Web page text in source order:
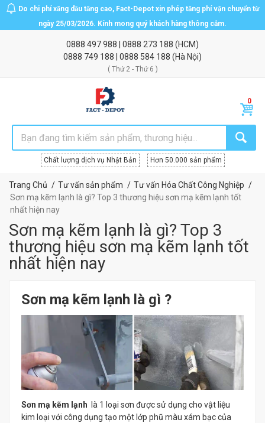
Do chi phí xăng dầu tăng cao, Fact-Depot xin phép tăng phí vận chuyển từ
ngày 25/03/2026. Kính mong quý khách hàng thông cảm.
0888 497 988 0888 273 188 (HCM)
0888 749 188
0888 584 188 (Hà Nội)
( Thứ 2 - Thứ 6 )
Chất lượng dịch vụ Nhật Bản Hơn 50.000 sản phẩm
Trang Chủ Tư vấn sản phẩm
Tư vấn Hóa Chất Công Nghiệp
Sơn mạ kẽm lạnh là gì? Top 3 thương hiệu sơn mạ kẽm lạnh tốt
nhất hiện nay
Sơn mạ kẽm lạnh là gì? Top 3
thương hiệu sơn mạ kẽm lạnh tốt
nhất hiện nay
Sơn mạ kẽm lạnh là gì ?
Sơn mạ kẽm lạnh là 1 loại sơn được sử dụng cho vật liệu
kim loại với công dụng tạo một lớp phũ màu xám bạc của